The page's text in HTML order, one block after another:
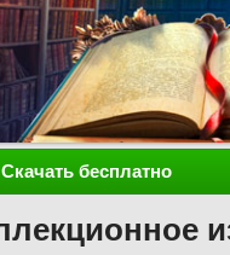
Скачать бесплатно